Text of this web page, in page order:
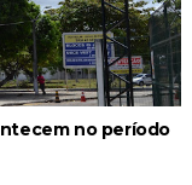
no período